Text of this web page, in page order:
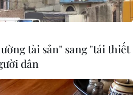
tài sản" sang "tái thiết
dân